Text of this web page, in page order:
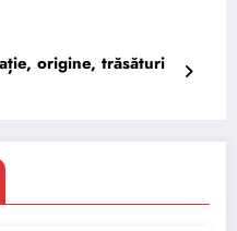
origine, trăsături